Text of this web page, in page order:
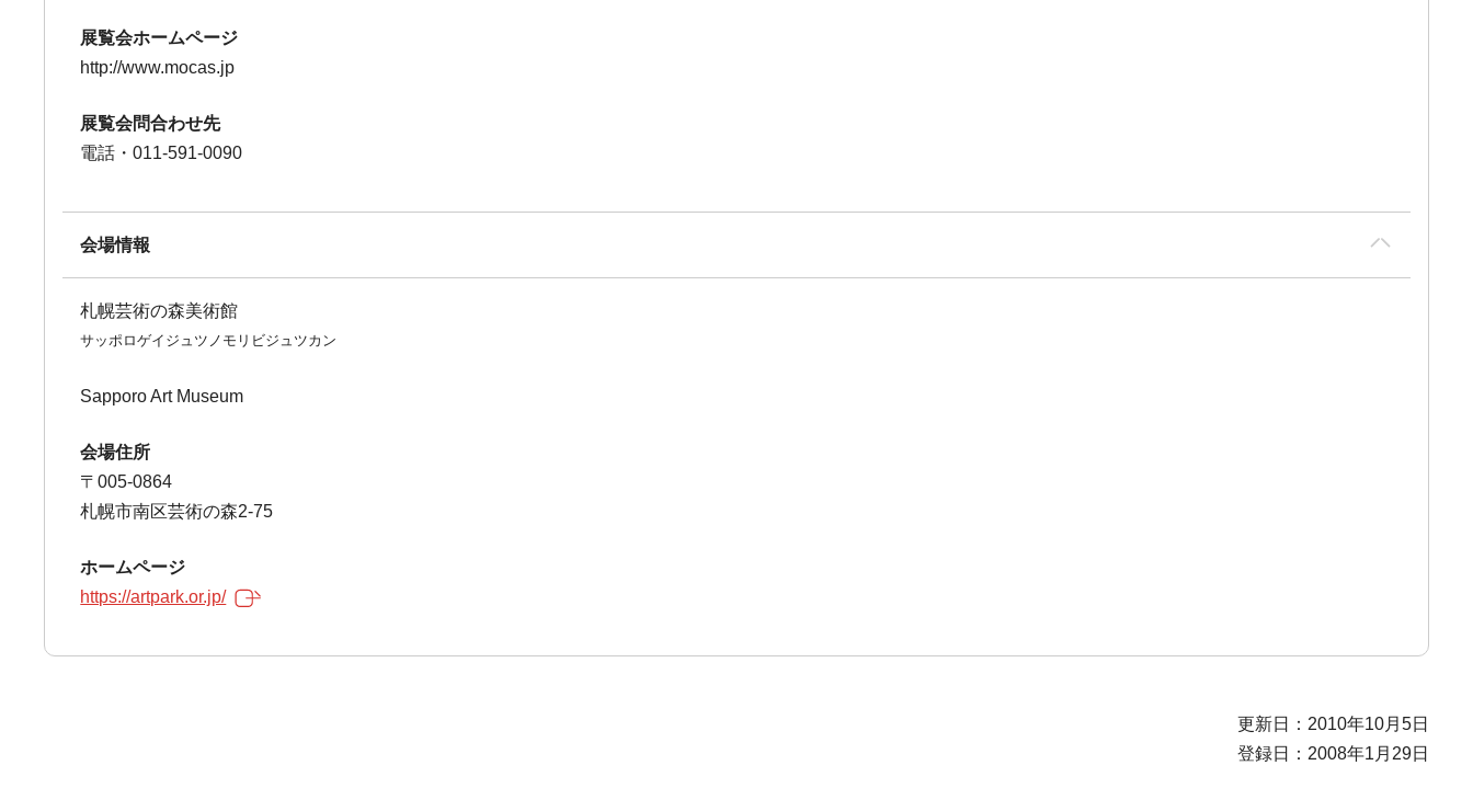
展覧会ホームページ
http://www.mocas.jp
展覧会問合わせ先
電話・011-591-0090
会場情報
札幌芸術の森美術館
サッポロゲイジュツノモリビジュツカン
Sapporo Art Museum
会場住所
〒005-0864
札幌市南区芸術の森2-75
ホームページ
https://artpark.or.jp/
更新日：2010年10月5日
登録日：2008年1月29日